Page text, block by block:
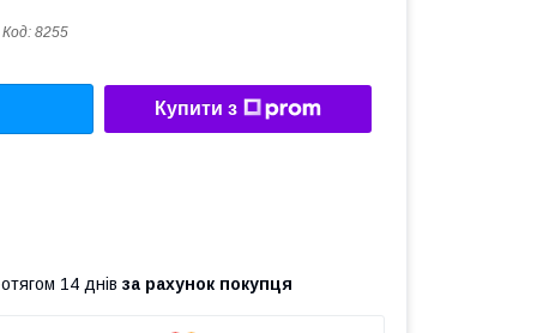
Код: 8255
Купити з
14 днів за рахунок покупця